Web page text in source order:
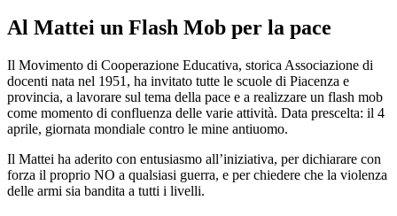
Al Mattei un Flash Mob per la pace
Il Movimento di Cooperazione Educativa, storica Associazione di
docenti nata nel 1951, ha invitato tutte le scuole di Piacenza e
provincia, a lavorare sul tema della pace e a realizzare un flash mob
come momento di confluenza delle varie attività. Data prescelta: il 4
aprile, giornata mondiale contro le mine antiuomo.
Il Mattei ha aderito con entusiasmo all’iniziativa, per dichiarare con
forza il proprio NO a qualsiasi guerra, e per chiedere che la violenza
delle armi sia bandita a tutti i livelli.